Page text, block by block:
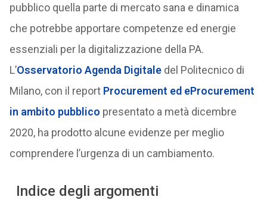
pubblico quella parte di mercato sana e dinamica
che potrebbe apportare competenze ed energie
essenziali per la digitalizzazione della PA.
L’Osservatorio Agenda Digitaledel Politecnico di
Milano, con il report Procurement ed eProcurement
in ambito pubblico presentato a metà dicembre
2020, ha prodotto alcune evidenze per meglio
comprendere l’urgenza di un cambiamento.
Indice degli argomenti